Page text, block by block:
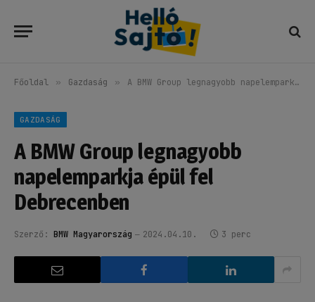
Főoldal » Gazdaság » A BMW Group legnagyobb napelemparkja épül fel Debrecenben
GAZDASÁG
A BMW Group legnagyobb
napelemparkja épül fel
Debrecenben
Szerző: BMW Magyarország 2024.04.10. 3 perc